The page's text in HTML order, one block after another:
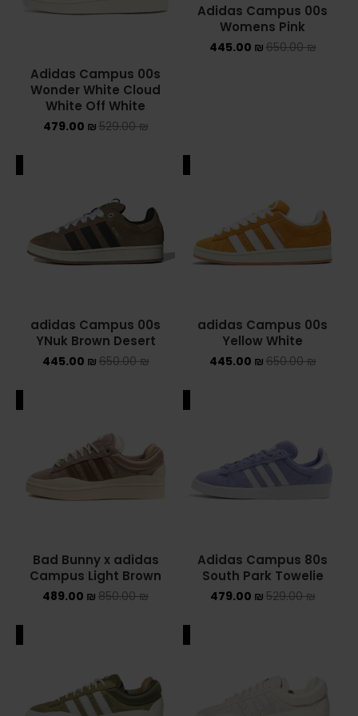
Adidas Campus 00s
Womens Pink
650.00₪
445.00 ₪
Adidas Campus 00s
Wonder White Cloud
White Off White
529.00₪
479.00 ₪
adidas Campus 00s
Yellow White
650.00₪
445.00 ₪
adidas Campus 00s
YNuk Brown Desert
650.00₪
445.00 ₪
Adidas Campus 80s
South Park Towelie
529.00₪
479.00 ₪
Bad Bunny x adidas
Campus Light Brown
850.00₪
489.00 ₪